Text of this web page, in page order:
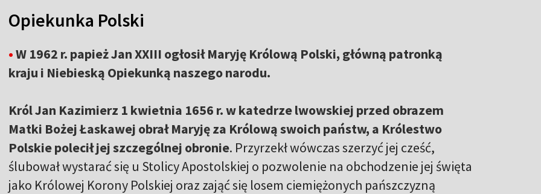
Opiekunka Polski
•W 1962 r. papież Jan XXIII ogłosił Maryję Królową Polski, główną patronką
kraju i Niebieską Opiekunką naszego narodu.
Król Jan Kazimierz 1 kwietnia 1656 r. w katedrze lwowskiej przed obrazem
Matki Bożej Łaskawej obrał Maryję za Królową swoich państw, a Królestwo
Polskie polecił jej szczególnej obronie. Przyrzekł wówczas szerzyć jej cześć,
ślubował wystarać się u Stolicy Apostolskiej o pozwolenie na obchodzenie jej święta
jako Królowej Korony Polskiej oraz zająć się losem ciemiężonych pańszczyzną